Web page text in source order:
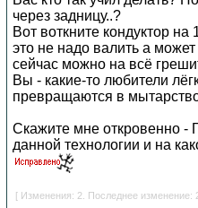
через задницу..?
Вот воткните кондуктор
это не надо валить а
сейчас можно на всё
Вы - какие-то любители
превращаются в
Скажите мне откровенно -
данной технологии и на
[ Изменения: 2. Последнее изменение: